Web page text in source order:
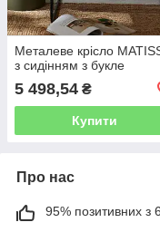
Металеве крісло
з сидінням з букле
5 498,54 ₴
Купити
Про нас
95% позитивних з